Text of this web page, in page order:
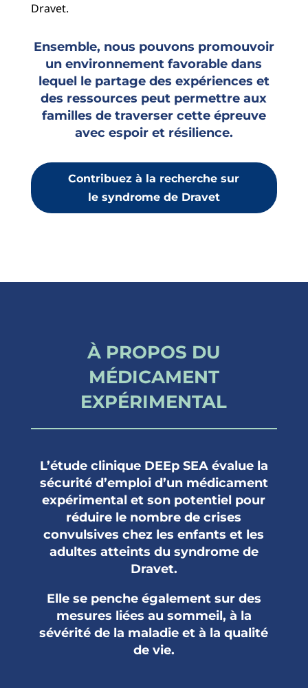
Dravet.
Ensemble, nous pouvons promouvoir
un environnement favorable dans
lequel le partage des expériences et
des ressources peut permettre aux
familles de traverser cette épreuve
avec espoir et résilience.
Contribuez à la recherche sur
le syndrome de Dravet
À PROPOS DU
MÉDICAMENT
EXPÉRIMENTAL
L’étude clinique DEEp SEA évalue la
sécurité d’emploi d’un médicament
expérimental et son potentiel pour
réduire le nombre de crises
convulsives chez les enfants et les
adultes atteints du syndrome de
Dravet.
Elle se penche également sur des
mesures liées au sommeil, à la
sévérité de la maladie et à la qualité
de vie.